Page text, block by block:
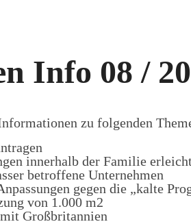
Info 08 /
zu folgenden
innerhalb der Familie
betroffene Unternehmen
gegen die „kalte
von 1.000 m2
Großbritannien